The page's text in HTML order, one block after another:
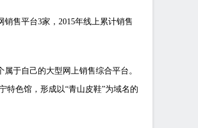
售平台3家，2015年线上累计销售
于自己的大型网上销售综合平台。
特色馆，形成以“青山皮鞋”为域名的